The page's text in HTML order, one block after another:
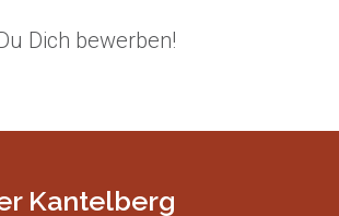
Dich bewerben!
Kantelberg